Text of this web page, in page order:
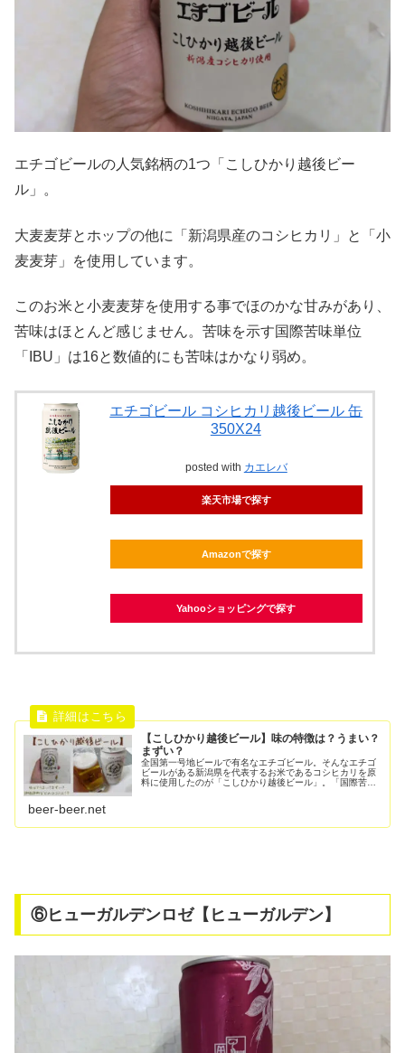
エチゴビールの人気銘柄の1つ「こしひかり越後ビー
ル」。
大麦麦芽とホップの他に「新潟県産のコシヒカリ」と「小
麦麦芽」を使用しています。
このお米と小麦麦芽を使用する事でほのかな甘みがあり、
苦味はほとんど感じません。苦味を示す国際苦味単位
「IBU」は16と数値的にも苦味はかなり弱め。
エチゴビール コシヒカリ越後ビール 缶
350X24
posted with カエレバ
楽天市場で探す
Amazonで探す
Yahooショッピングで探す
【こしひかり越後ビール】味の特徴は？うまい？
まずい？
全国第一号地ビールで有名なエチゴビール。そんなエチゴ
ビールがある新潟県を代表するお米であるコシヒカリを原
料に使用したのが「こしひかり越後ビール」。「国際苦味
beer-beer.net
⑥ヒューガルデンロゼ【ヒューガルデン】